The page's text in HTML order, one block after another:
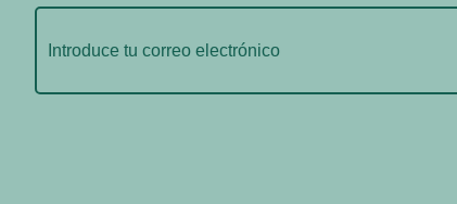
Correo
electrónico(Obligatorio)